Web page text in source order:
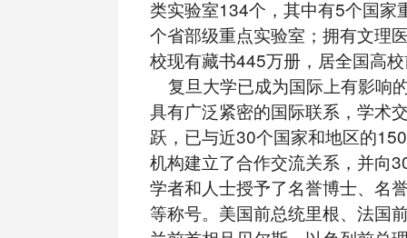
类实验室134个，其中有5个国家
个省部级重点实验室；拥有文理
校现有藏书445万册，居全国高
复旦大学已成为国际上有影响
具有广泛紧密的国际联系，学术
跃，已与近30个国家和地区的
机构建立了合作交流关系，并向
学者和人士授予了名誉博士、名
等称号。美国前总统里根、法国